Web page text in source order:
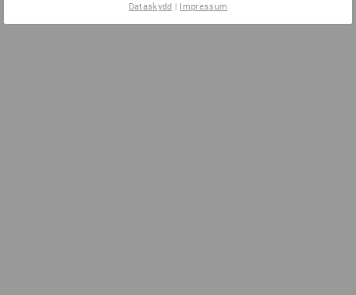
Dataskydd | Impressum